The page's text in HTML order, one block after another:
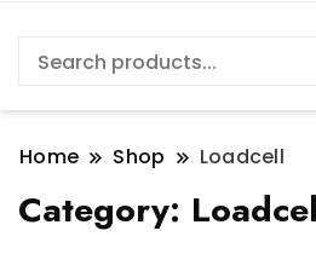
Home Shop Loadcell
Category: